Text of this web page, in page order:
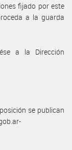
fijado por este
a la guarda
a la Dirección
se publican